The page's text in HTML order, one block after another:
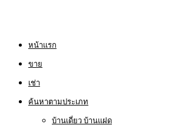
หน้าแรก
ขาย
เช่า
ค้นหาตามประเภท
บ้านเดี่ยว บ้านแฝด